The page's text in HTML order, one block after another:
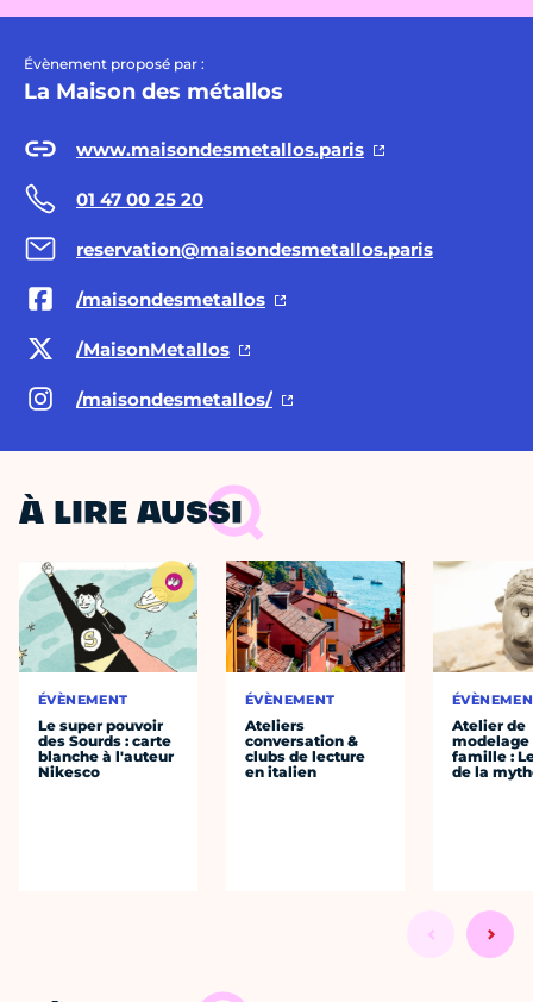
Évènement proposé par :
La Maison des métallos
www.maisondesmetallos.paris
01 47 00 25 20
reservation@maisondesmetallos.paris
/maisondesmetallos
/MaisonMetallos
/maisondesmetallos/
À LIRE AUSSI
ÉVÈNEMENT
Le super pouvoir
des Sourds : carte
blanche à l'auteur
Nikesco
ÉVÈNEMENT
Ateliers
conversation &
clubs de lecture
en italien
Atelier de
modelage
famille :
de la